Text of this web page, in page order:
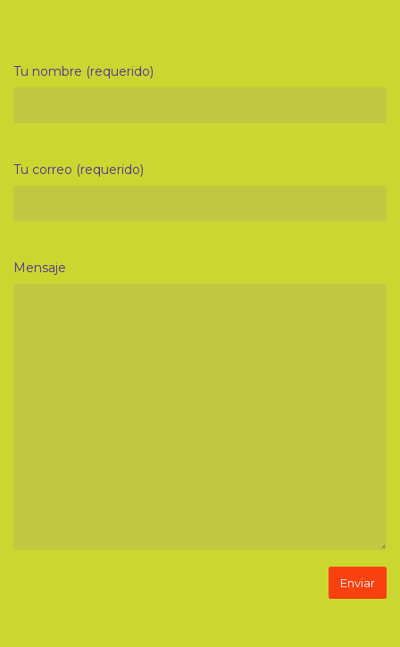
Tu nombre (requerido)
Tu correo (requerido)
Mensaje